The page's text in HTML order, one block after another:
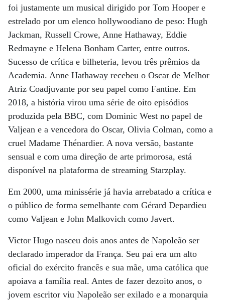
foi justamente um musical dirigido por Tom Hooper e
estrelado por um elenco hollywoodiano de peso: Hugh
Jackman, Russell Crowe, Anne Hathaway, Eddie
Redmayne e Helena Bonham Carter, entre outros.
Sucesso de crítica e bilheteria, levou três prêmios da
Academia. Anne Hathaway recebeu o Oscar de Melhor
Atriz Coadjuvante por seu papel como Fantine. Em
2018, a história virou uma série de oito episódios
produzida pela BBC, com Dominic West no papel de
Valjean e a vencedora do Oscar, Olivia Colman, como a
cruel Madame Thénardier. A nova versão, bastante
sensual e com uma direção de arte primorosa, está
disponível na plataforma de streaming Starzplay.
Em 2000, uma minissérie já havia arrebatado a crítica e
o público de forma semelhante com Gérard Depardieu
como Valjean e John Malkovich como Javert.
Victor Hugo nasceu dois anos antes de Napoleão ser
declarado imperador da França. Seu pai era um alto
oficial do exército francês e sua mãe, uma católica que
apoiava a família real. Antes de fazer dezoito anos, o
jovem escritor viu Napoleão ser exilado e a monarquia